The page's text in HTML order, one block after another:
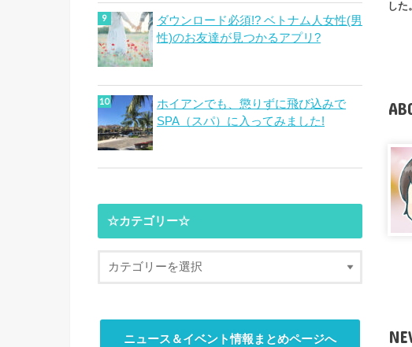
した。
ダウンロード必須!? ベトナム人女性(男
性)のお友達が見つかるアプリ?
ホイアンでも、懲りずに飛び込みで
SPA（スパ）に入ってみました!
☆カテゴリー☆
ニュース＆イベント情報まとめページへ